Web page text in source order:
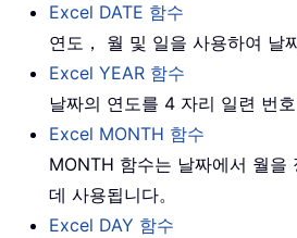
Excel DATE 함수
연도， 월 및 일을 사용하여 날
Excel YEAR 함수
날짜의 연도를 4 자리 일련 번
Excel MONTH 함수
MONTH 함수는 날짜에서 월을
데 사용됩니다。
Excel DAY 함수